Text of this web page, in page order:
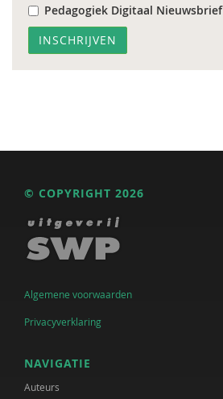
Pedagogiek Digitaal Nieuwsbrief
© COPYRIGHT 2026
Algemene voorwaarden
Privacyverklaring
NAVIGATIE
Auteurs